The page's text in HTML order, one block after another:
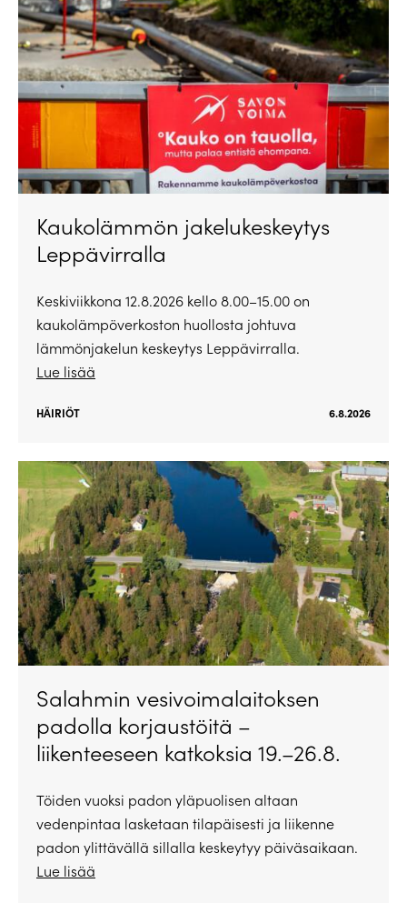
Kaukolämmön jakelukeskeytys
Leppävirralla
Keskiviikkona 12.8.2026 kello 8.00–15.00 on
kaukolämpöverkoston huollosta johtuva
lämmönjakelun keskeytys Leppävirralla.
Lue lisää
HÄIRIÖT 6.8.2026
Salahmin vesivoimalaitoksen
padolla korjaustöitä –
liikenteeseen katkoksia 19.–26.8.
Töiden vuoksi padon yläpuolisen altaan
vedenpintaa lasketaan tilapäisesti ja liikenne
padon ylittävällä sillalla keskeytyy päiväsaikaan.
Lue lisää